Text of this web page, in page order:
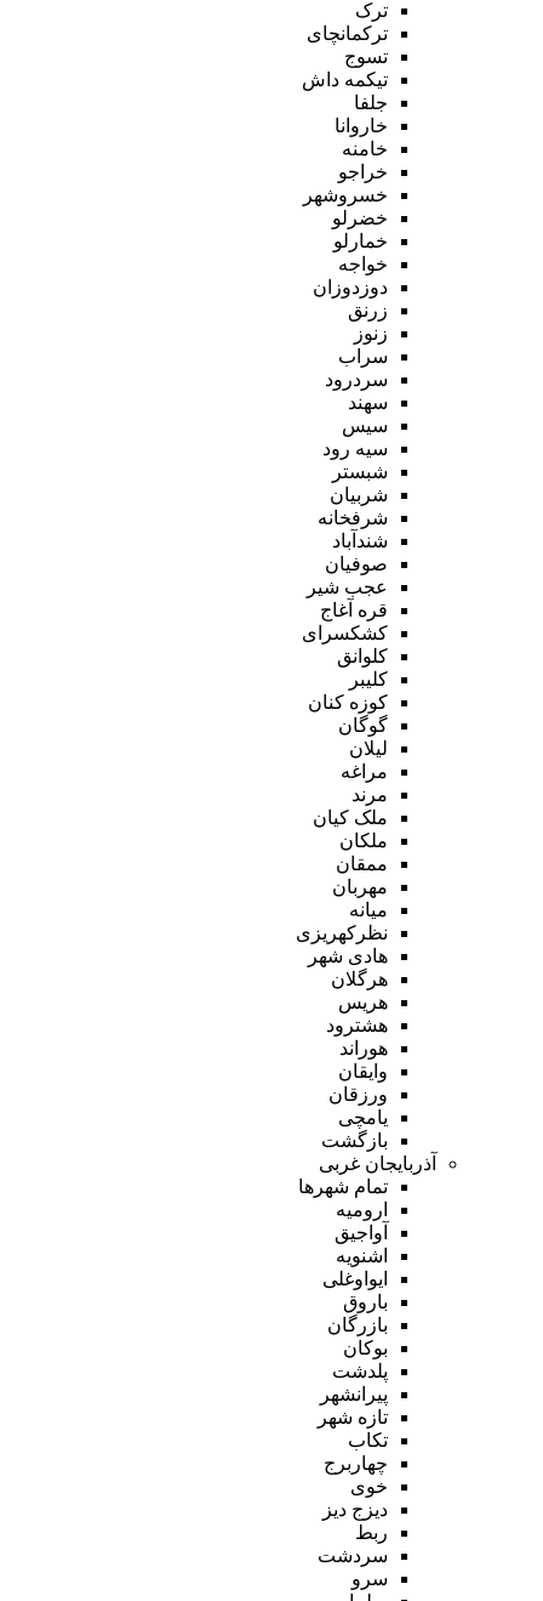
ترک
ترکمانچای
تسوج
تیکمه داش
جلفا
خاروانا
خامنه
خراجو
خسروشهر
خضرلو
خمارلو
خواجه
دوزدوزان
زرنق
زنوز
سراب
سردرود
سهند
سیس
سیه رود
شبستر
شربیان
شرفخانه
شندآباد
صوفیان
عجب شیر
قره آغاج
کشکسرای
کلوانق
کلیبر
کوزه کنان
گوگان
لیلان
مراغه
مرند
ملک کیان
ملکان
ممقان
مهربان
میانه
نظرکهریزی
هادی شهر
هرگلان
هریس
هشترود
هوراند
وایقان
ورزقان
یامچی
بازگشت
آذربایجان غربی
تمام شهر‌ها
ارومیه
آواجیق
اشنویه
ایواوغلی
باروق
بازرگان
بوکان
پلدشت
پیرانشهر
تازه شهر
تکاب
چهاربرج
خوی
دیزج دیز
ربط
سردشت
سرو